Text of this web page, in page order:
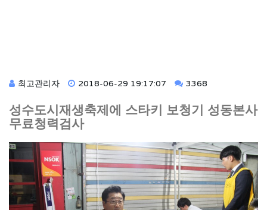
최고관리자 2018-06-29 19:17:07 3368
성수도시재생축제에 스타키 보청기 성동본사
무료청력검사